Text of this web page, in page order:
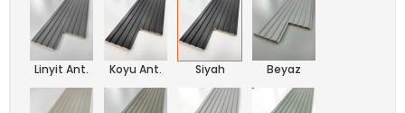
Linyit Ant. Koyu Ant. Siyah Beyaz